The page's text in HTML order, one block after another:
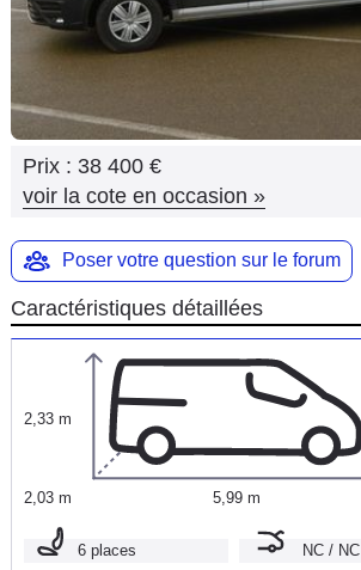
Services
Forum
Moto
Marques
Prix : 38 400 €
voir la cote en occasion »
Poser votre question sur le forum
Caractéristiques détaillées
2,33 m
2,03 m 5,99 m
6 places NC / NC